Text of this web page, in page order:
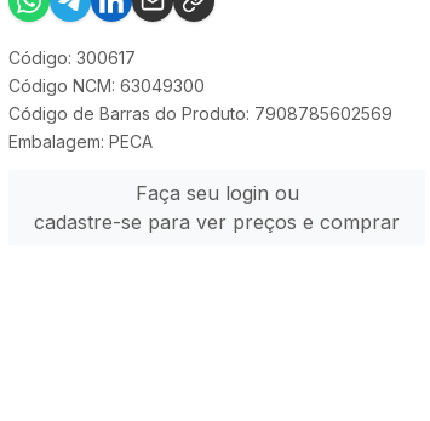
Código: 300617
Código NCM: 63049300
Código de Barras do Produto: 7908785602569
Embalagem: PECA
Faça seu login ou
cadastre-se para ver preços e comprar